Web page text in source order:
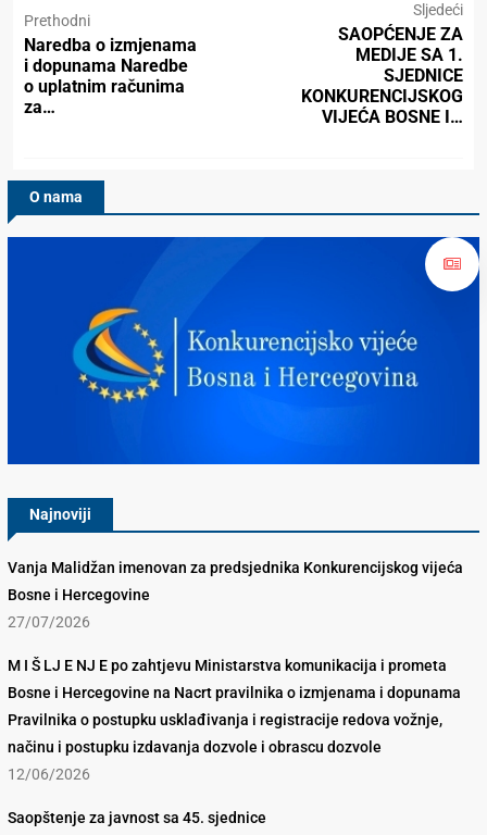
Prethodni
Naredba o izmjenama
i dopunama Naredbe
o uplatnim računima
za…
Sljedeći
SAOPĆENJE ZA
MEDIJE SA 1.
SJEDNICE
KONKURENCIJSKOG
VIJEĆA BOSNE I…
O nama
Najnoviji
Vanja Malidžan imenovan za predsjednika Konkurencijskog vijeća
Bosne i Hercegovine
27/07/2026
M I Š LJ E NJ E po zahtjevu Ministarstva komunikacija i prometa
Bosne i Hercegovine na Nacrt pravilnika o izmjenama i dopunama
Pravilnika o postupku usklađivanja i registracije redova vožnje,
načinu i postupku izdavanja dozvole i obrascu dozvole
12/06/2026
Saopštenje za javnost sa 45. sjednice